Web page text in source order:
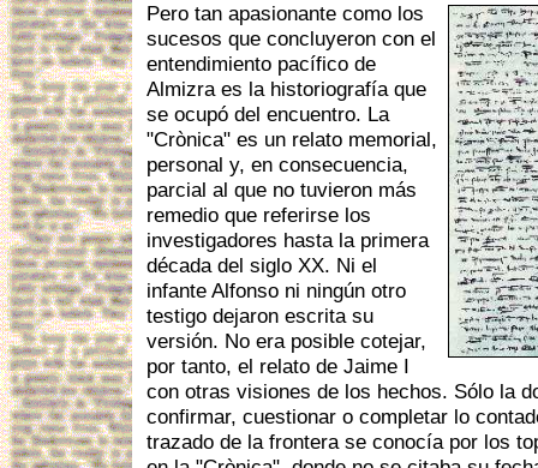
Pero tan apasionante como los
sucesos que concluyeron con el
entendimiento pacífico de
Almizra es la historiografía que
se ocupó del encuentro. La
"Crònica" es un relato memorial,
personal y, en consecuencia,
parcial al que no tuvieron más
remedio que referirse los
investigadores hasta la primera
década del siglo XX. Ni el
infante Alfonso ni ningún otro
testigo dejaron escrita su
versión. No era posible cotejar,
por tanto, el relato de Jaime I
con otras visiones de los hechos. Sólo la
confirmar, cuestionar o completar lo
trazado de la frontera se conocía por los